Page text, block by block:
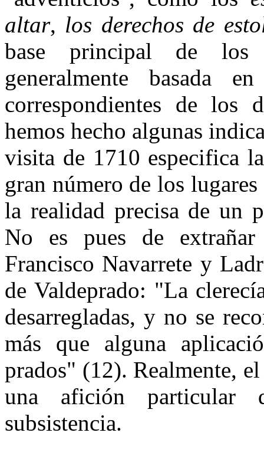
altar, los derechos de
base principal de los
generalmente basada
correspondientes de los
hemos hecho algunas
visita de 1710 especifica
gran número de los
la realidad precisa de un
No es pues de
Francisco Navarrete y
de Valdeprado: "La
desarregladas, y no se
más que alguna
prados" (12). Realmente,
una afición particular
subsistencia.